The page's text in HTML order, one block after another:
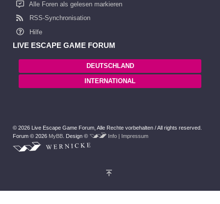
Alle Foren als gelesen markieren
RSS-Synchronisation
Hilfe
LIVE ESCAPE GAME FORUM
DEUTSCHLAND
INTERNATIONAL
© 2026 Live Escape Game Forum, Alle Rechte vorbehalten / All rights reserved.
Forum © 2026 MyBB. Design © Info | Impressum